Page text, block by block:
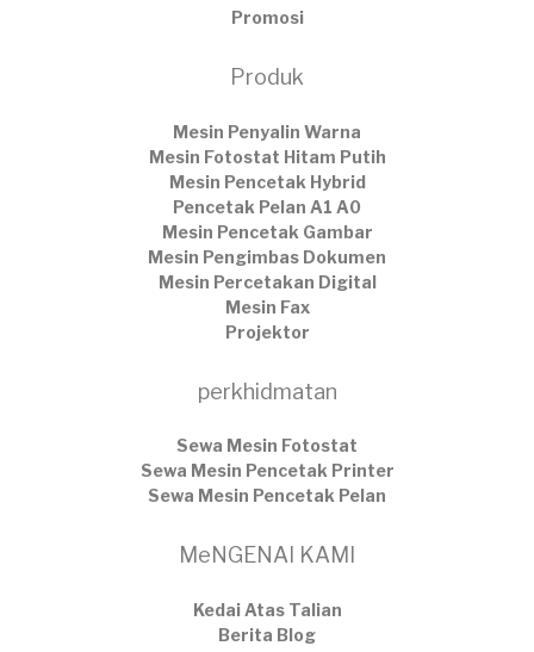
Promosi
Produk
Mesin Penyalin Warna
Mesin Fotostat Hitam Putih
Mesin Pencetak Hybrid
Pencetak Pelan A1 A0
Mesin Pencetak Gambar
Mesin Pengimbas Dokumen
Mesin Percetakan Digital
Mesin Fax
Projektor
perkhidmatan
Sewa Mesin Fotostat
Sewa Mesin Pencetak Printer
Sewa Mesin Pencetak Pelan
MeNGENAI KAMI
Kedai Atas Talian
​Berita Blog